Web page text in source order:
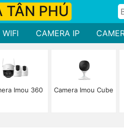
TÂN PHÚ
CAMERA IP
Imou 360 Camera Imou Cube